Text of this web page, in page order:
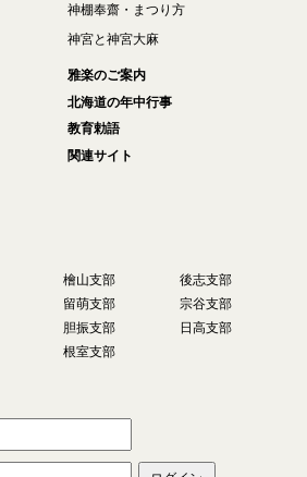
神棚奉齋・まつり方
神宮と神宮大麻
雅楽のご案内
北海道の年中行事
教育勅語
関連サイト
檜山支部
後志支部
留萌支部
宗谷支部
胆振支部
日高支部
根室支部